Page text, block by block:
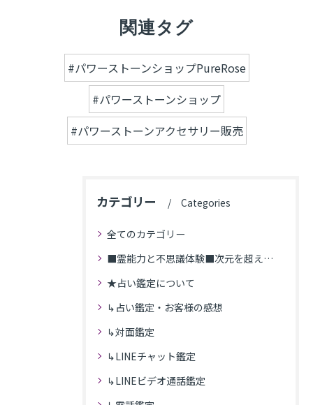
関連タグ
#パワーストーンショップPureRose
#パワーストーンショップ
#パワーストーンアクセサリー販売
カテゴリー Categories
全てのカテゴリー
■霊能力と不思議体験■次元を超えた体験
★占い鑑定について
↳占い鑑定・お客様の感想
↳対面鑑定
↳LINEチャット鑑定
↳LINEビデオ通話鑑定